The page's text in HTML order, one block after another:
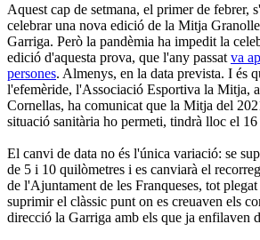
Aquest cap de setmana, el primer de febrer,
celebrar una nova edició de la Mitja
Garriga. Però la pandèmia ha impedit la
edició d'aquesta prova, que l'any passat va
persones. Almenys, en la data prevista. I és
l'efemèride, l'Associació Esportiva la Mitja,
Cornellas, ha comunicat que la Mitja del
situació sanitària ho permeti, tindrà lloc el 16
El canvi de data no és l'única variació: se
de 5 i 10 quilòmetres i es canviarà el
de l'Ajuntament de les Franqueses, tot
suprimir el clàssic punt on es creuaven els
direcció la Garriga amb els que ja enfilaven